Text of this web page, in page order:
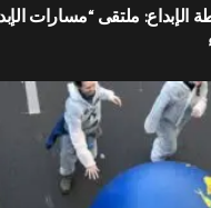
ملتقى “مسارات